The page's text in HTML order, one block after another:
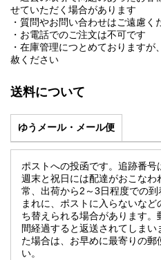
せていただく場合があります
・質問やお問い合わせはご遠慮く
・お電話でのご注文は不可です
・在庫管理につとめております
赦ください
送料について
ゆうメール・メール便
ポストへの投函です。追跡番号
週末と祝日には配達がおこなわ
常、出荷から2～3日程度での到
まれに、ポストに入らないな
ち替えられる場合があります
間経過すると返送されてしま
た場合は、お早めに最寄りの郵
い。